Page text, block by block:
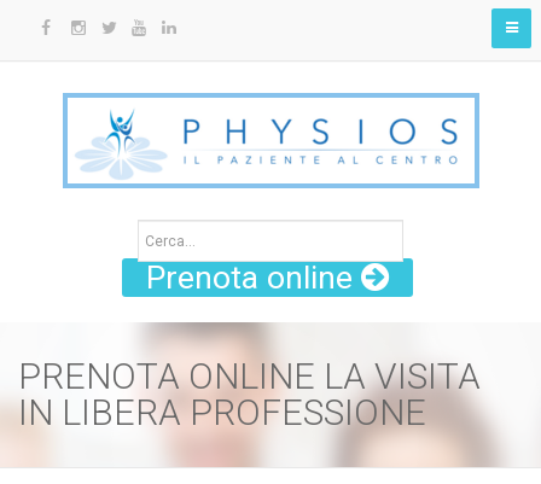
Prenota online
PRENOTA ONLINE LA VISITA
IN LIBERA PROFESSIONE